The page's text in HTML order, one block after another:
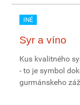
INÉ
Syr a víno
Kus kvalitného
- to je symbol
gurmánskeho